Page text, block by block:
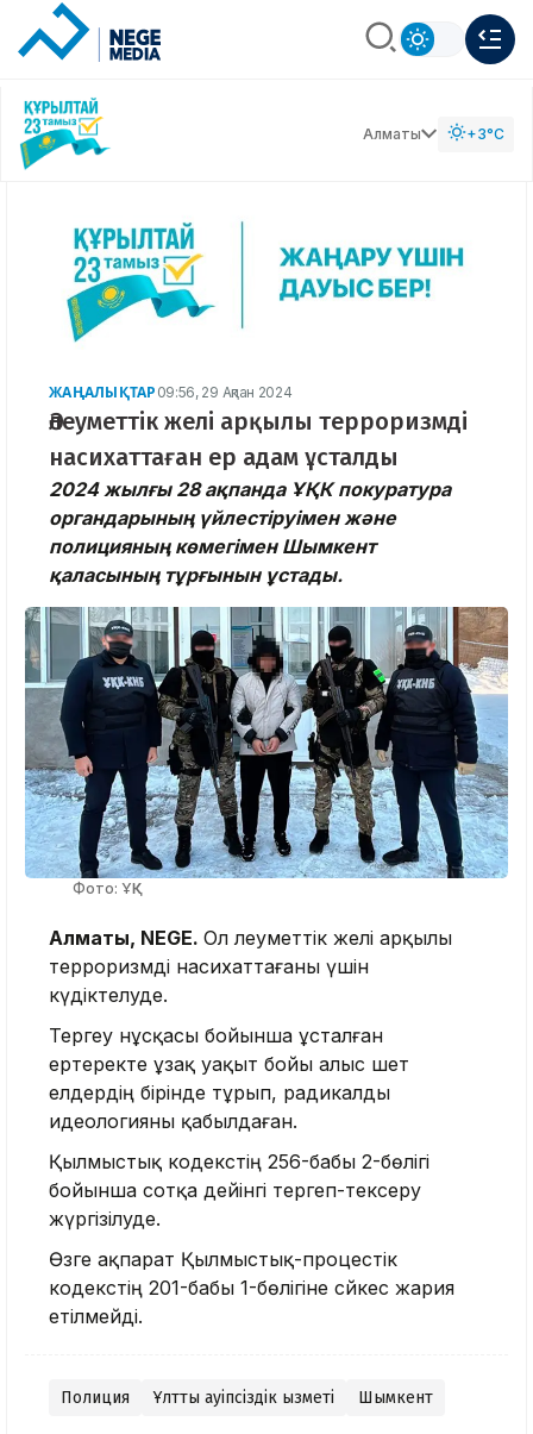
Алматы +3°C
ЖАҢАЛЫҚТАР 09:56, 29 Ақпан 2024
Әлеуметтік желі арқылы терроризмді
насихаттаған ер адам ұсталды
2024 жылғы 28 ақпанда ҰҚК покуратура
органдарының үйлестіруімен және
полицияның көмегімен Шымкент
қаласының тұрғынын ұстады.
Фото: ҰҚК
Алматы, NEGE. Ол әлеуметтік желі арқылы
терроризмді насихаттағаны үшін
күдіктелуде.
Тергеу нұсқасы бойынша ұсталған
ертеректе ұзақ уақыт бойы алыс шет
елдердің бірінде тұрып, радикалды
идеологияны қабылдаған.
Қылмыстық кодекстің 256-бабы 2-бөлігі
бойынша сотқа дейінгі тергеп-тексеру
жүргізілуде.
Өзге ақпарат Қылмыстық-процестік
кодекстің 201-бабы 1-бөлігіне сәйкес жария
етілмейді.
Полиция Ұлттық қауіпсіздік қызметі Шымкент